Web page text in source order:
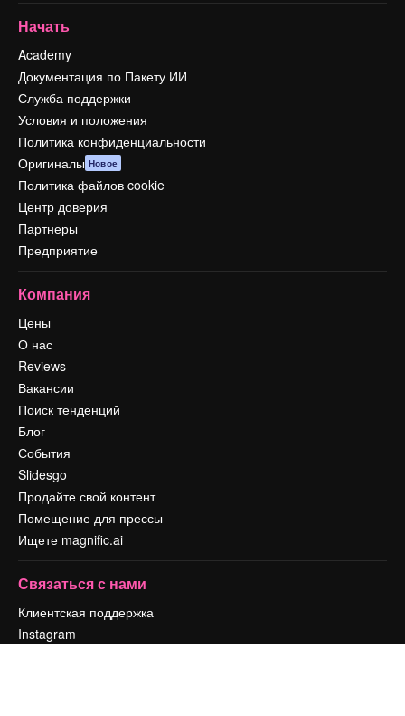
Начать
Academy
Документация по Пакету ИИ
Служба поддержки
Условия и положения
Политика конфиденциальности
Оригиналы Новое
Политика файлов cookie
Центр доверия
Партнеры
Предприятие
Компания
Цены
О нас
Reviews
Вакансии
Поиск тенденций
Блог
События
Slidesgo
Продайте свой контент
Помещение для прессы
Ищете magnific.ai
Связаться с нами
Клиентская поддержка
Instagram